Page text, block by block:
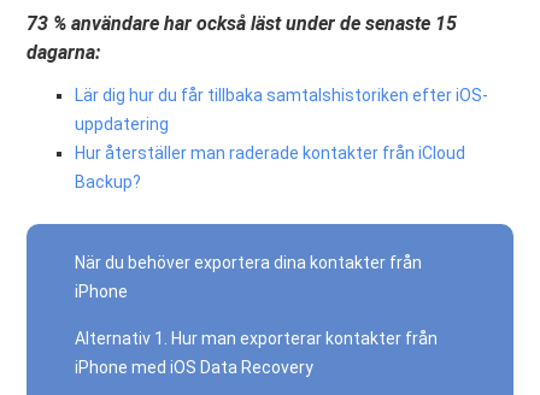
73 % användare har också läst under de senaste 15
dagarna:
Lär dig hur du får tillbaka samtalshistoriken efter iOS-
uppdatering
Hur återställer man raderade kontakter från iCloud
Backup?
När du behöver exportera dina kontakter från
iPhone
Alternativ 1. Hur man exporterar kontakter från
iPhone med iOS Data Recovery